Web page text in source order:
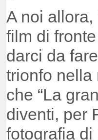
A noi allora,
film di
darci da
trionfo nella
che “La
diventi, per
fotografia